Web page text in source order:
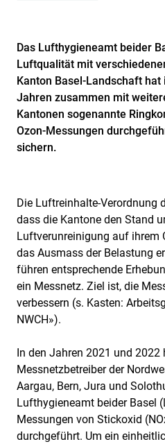
Das Lufthygieneamt beider
Luftqualität mit
Kanton Basel-Landschaft
Jahren zusammen mit
Kantonen sogenannte
Ozon-Messungen
sichern.
Die Luftreinhalte-Verordnung
dass die Kantone den Stand
Luftverunreinigung auf ihrem
das Ausmass der Belastung
führen entsprechende
ein Messnetz. Ziel ist, die
verbessern (s. Kasten:
NWCH»).
In den Jahren 2021 und 2022
Messnetzbetreiber der
Aargau, Bern, Jura und
Lufthygieneamt beider Basel
Messungen von Stickoxid
durchgeführt. Um ein